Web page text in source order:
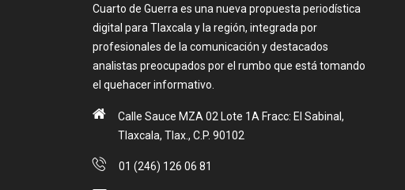
Cuarto de Guerra es una nueva propuesta periodística
digital para Tlaxcala y la región, integrada por
profesionales de la comunicación y destacados
analistas preocupados por el rumbo que está tomando
el quehacer informativo.
Calle Sauce MZA 02 Lote 1A Fracc: El Sabinal,
Tlaxcala, Tlax., C.P. 90102
01 (246) 126 06 81